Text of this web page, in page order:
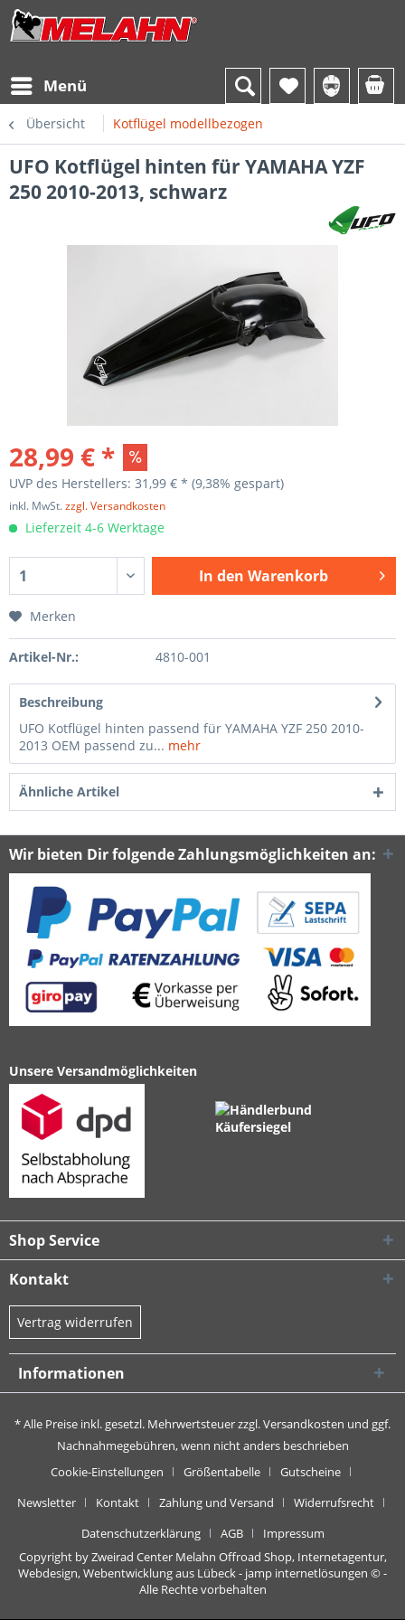
Menü
Übersicht Kotflügel modellbezogen
UFO Kotflügel hinten für YAMAHA YZF
250 2010-2013, schwarz
28,99 € *
UVP des Herstellers: 31,99 € * (9,38% gespart)
inkl. MwSt.zzgl. Versandkosten
Lieferzeit 4-6 Werktage
In den Warenkorb
Merken
Artikel-Nr.: 4810-001
Beschreibung
UFO Kotflügel hinten passend für YAMAHA YZF 250 2010-
2013 OEM passend zu... mehr
Ähnliche Artikel
Wir bieten Dir folgende Zahlungsmöglichkeiten an:
Unsere Versandmöglichkeiten
Shop Service
Kontakt
Vertrag widerrufen
Informationen
* Alle Preise inkl. gesetzl. Mehrwertsteuer zzgl.Versandkosten und ggf.
Nachnahmegebühren, wenn nicht anders beschrieben
Cookie-Einstellungen
Größentabelle
Gutscheine
Newsletter
Kontakt Zahlung und Versand
Widerrufsrecht
Datenschutzerklärung
AGB
Impressum
Copyright by Zweirad Center Melahn Offroad Shop, Internetagentur,
Webdesign, Webentwicklung aus Lübeck - jamp internetlösungen © -
Alle Rechte vorbehalten